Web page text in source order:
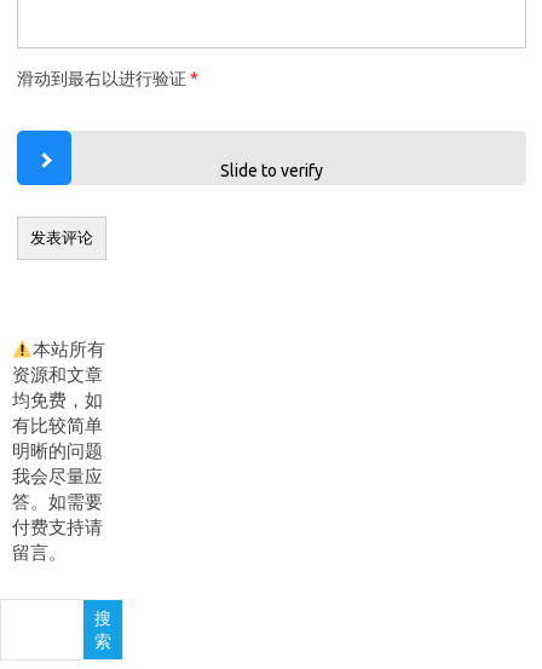
滑动到最右以进行验证 *
Slide to verify
本站所有
资源和文章
均免费，如
有比较简单
明晰的问题
我会尽量应
答。如需要
付费支持请
留言。
搜
索